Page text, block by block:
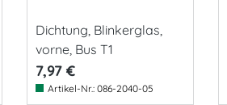
Dichtung, Blinkerglas,
vorne, Bus T1
7,97 €
Artikel-Nr.: 086-2040-05